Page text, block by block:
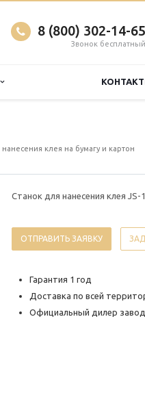
8 (800) 302-14-65
Звонок бесплатный
нанесения клея на бумагу и картон
Станок для нанесения клея JS-
ОТПРАВИТЬ ЗАЯВКУ
Гарантия 1 год
Доставка по всей
Официальный дилер